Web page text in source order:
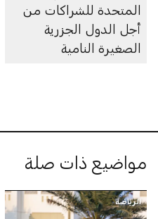
المتحدة للشراكات من
أجل الدول الجزرية
الصغيرة النامية
مواضيع ذات صلة
الرياضة